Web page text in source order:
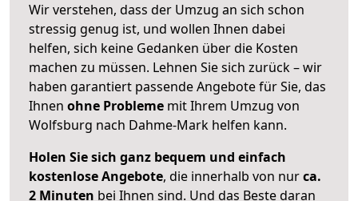
Wir verstehen, dass der Umzug an sich schon
stressig genug ist, und wollen Ihnen dabei
helfen, sich keine Gedanken über die Kosten
machen zu müssen. Lehnen Sie sich zurück – wir
haben garantiert passende Angebote für Sie, das
Ihnen ohne Probleme mit Ihrem Umzug von
Wolfsburg nach Dahme-Mark helfen kann.
Holen Sie sich ganz bequem und einfach
kostenlose Angebote, die innerhalb von nurca.
2 Minuten bei Ihnen sind. Und das Beste daran